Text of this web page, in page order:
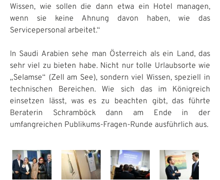
Wissen, wie sollen die dann etwa ein Hotel managen,
wenn sie keine Ahnung davon haben, wie das
Servicepersonal arbeitet.“
In Saudi Arabien sehe man Österreich als ein Land, das
sehr viel zu bieten habe. Nicht nur tolle Urlaubsorte wie
„Selamse“ (Zell am See), sondern viel Wissen, speziell in
technischen Bereichen. Wie sich das im Königreich
einsetzen lässt, was es zu beachten gibt, das führte
Beraterin Schramböck dann am Ende in der
umfangreichen Publikums-Fragen-Runde ausführlich aus.